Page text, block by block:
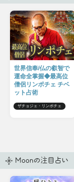
世界信奉/仏の叡智で
運命全掌握◆最高位
僧侶リンポチェ チベ
ット占術
ザチョジェ・リンポチェ
Moonの注目占い